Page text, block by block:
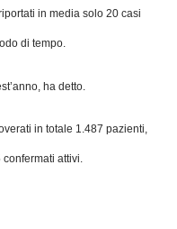
in media solo 20 casi
di tempo.
ha detto.
in totale 1.487 pazienti,
attivi.